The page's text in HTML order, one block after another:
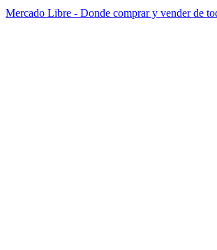
Mercado Libre - Donde comprar y vender de